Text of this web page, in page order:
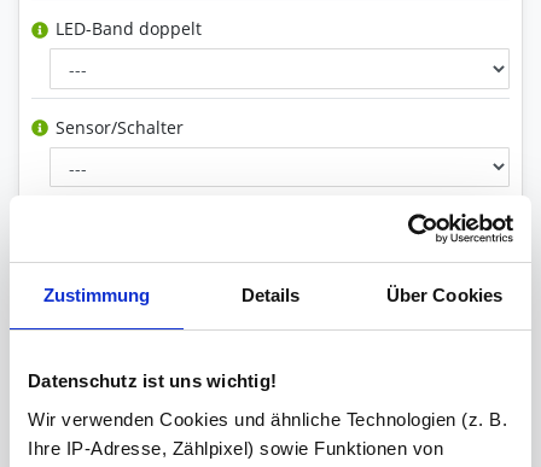
Zustimmung Details Über Cookies
Datenschutz ist uns wichtig!
Wir verwenden Cookies und ähnliche Technologien (z. B.
Ihre IP-Adresse, Zählpixel) sowie Funktionen von
LED-Band doppelt
Sensor/Schalter
Steckdose(n) inkl. Bohrung
Schminkspiegel